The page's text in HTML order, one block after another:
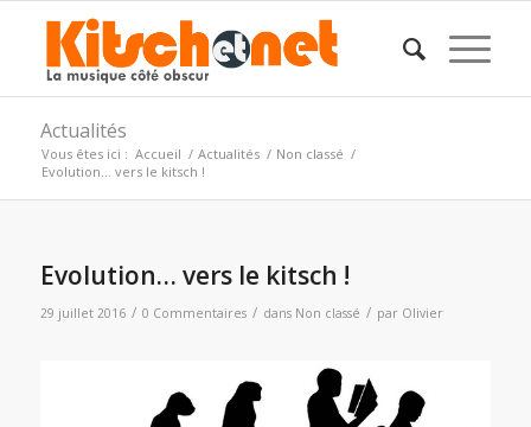
Actualités
Vous êtes ici : Accueil / Actualités / Non classé /
Evolution… vers le kitsch !
Evolution… vers le kitsch !
29 juillet 2016 / 0 Commentaires / dans Non classé / par Olivier